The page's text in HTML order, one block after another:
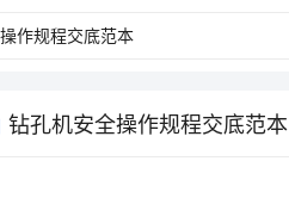
钻孔机安全操作规程交底范本